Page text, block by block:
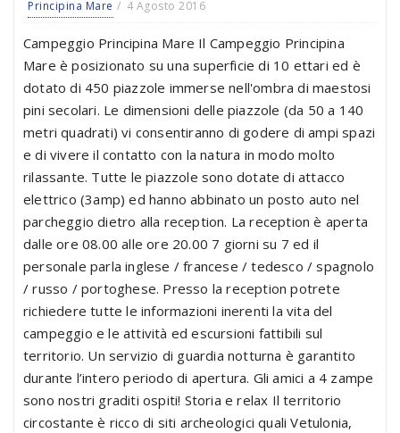
Principina Mare 4 Agosto 2016
Campeggio Principina Mare Il Campeggio Principina
Mare è posizionato su una superficie di 10 ettari ed è
dotato di 450 piazzole immerse nell'ombra di maestosi
pini secolari. Le dimensioni delle piazzole (da 50 a 140
metri quadrati) vi consentiranno di godere di ampi spazi
e di vivere il contatto con la natura in modo molto
rilassante. Tutte le piazzole sono dotate di attacco
elettrico (3amp) ed hanno abbinato un posto auto nel
parcheggio dietro alla reception. La reception è aperta
dalle ore 08.00 alle ore 20.00 7 giorni su 7 ed il
personale parla inglese / francese / tedesco / spagnolo
/ russo / portoghese. Presso la reception potrete
richiedere tutte le informazioni inerenti la vita del
campeggio e le attività ed escursioni fattibili sul
territorio. Un servizio di guardia notturna è garantito
durante l’intero periodo di apertura. Gli amici a 4 zampe
sono nostri graditi ospiti! Storia e relax Il territorio
circostante è ricco di siti archeologici quali Vetulonia,